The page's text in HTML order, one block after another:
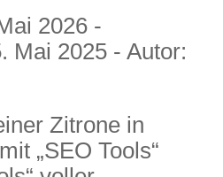
2026 -
Mai 2025 - Autor: